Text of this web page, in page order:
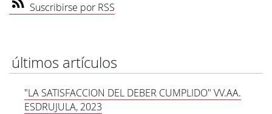
Suscribirse por RSS
últimos artículos
"LA SATISFACCION DEL DEBER CUMPLIDO" VV.AA.
ESDRUJULA, 2023